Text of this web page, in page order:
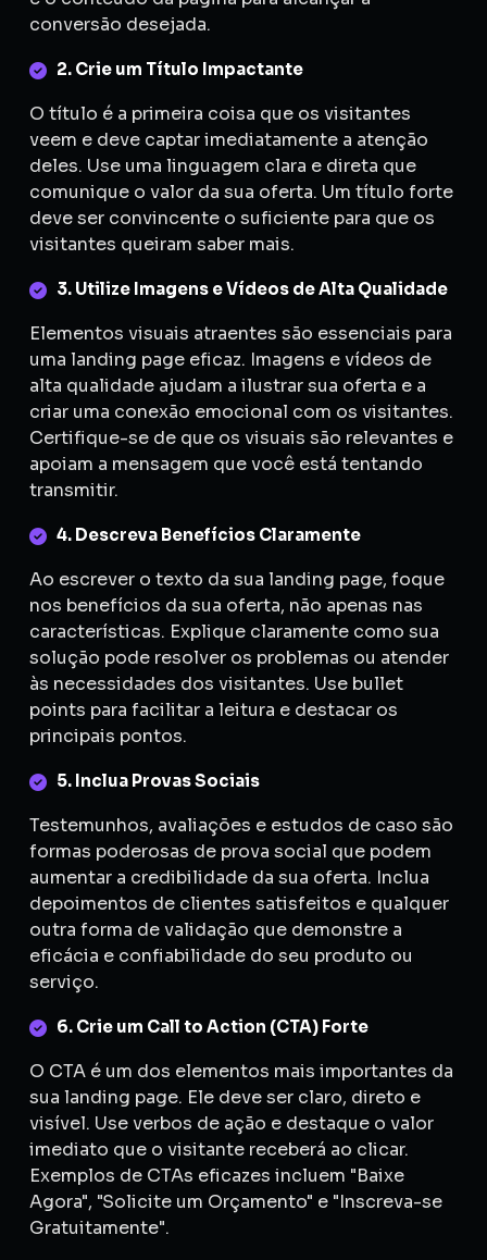
conversão desejada.
2. Crie um Título Impactante
O título é a primeira coisa que os visitantes
veem e deve captar imediatamente a atenção
deles. Use uma linguagem clara e direta que
comunique o valor da sua oferta. Um título forte
deve ser convincente o suficiente para que os
visitantes queiram saber mais.
3. Utilize Imagens e Vídeos de Alta Qualidade
Elementos visuais atraentes são essenciais para
uma landing page eficaz. Imagens e vídeos de
alta qualidade ajudam a ilustrar sua oferta e a
criar uma conexão emocional com os visitantes.
Certifique-se de que os visuais são relevantes e
apoiam a mensagem que você está tentando
transmitir.
4. Descreva Benefícios Claramente
Ao escrever o texto da sua landing page, foque
nos benefícios da sua oferta, não apenas nas
características. Explique claramente como sua
solução pode resolver os problemas ou atender
às necessidades dos visitantes. Use bullet
points para facilitar a leitura e destacar os
principais pontos.
5. Inclua Provas Sociais
Testemunhos, avaliações e estudos de caso são
formas poderosas de prova social que podem
aumentar a credibilidade da sua oferta. Inclua
depoimentos de clientes satisfeitos e qualquer
outra forma de validação que demonstre a
eficácia e confiabilidade do seu produto ou
serviço.
6. Crie um Call to Action (CTA) Forte
O CTA é um dos elementos mais importantes da
sua landing page. Ele deve ser claro, direto e
visível. Use verbos de ação e destaque o valor
imediato que o visitante receberá ao clicar.
Exemplos de CTAs eficazes incluem "Baixe
Agora", "Solicite um Orçamento" e "Inscreva-se
Gratuitamente".